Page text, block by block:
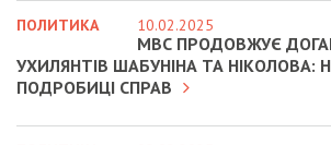
ПОЛИТИКА 10.02.2025
МВС ПРОДОВЖУЄ
УХИЛЯНТІВ ШАБУНІНА ТА НІКОЛОВА:
ПОДРОБИЦІ СПРАВ